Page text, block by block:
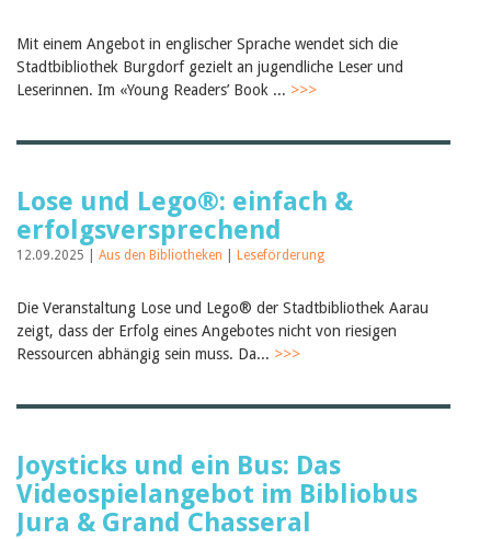
Mit einem Angebot in englischer Sprache wendet sich die
Stadtbibliothek Burgdorf gezielt an jugendliche Leser und
Leserinnen. Im «Young Readers’ Book ... >>>
Lose und Lego®: einfach &
erfolgsversprechend
12.09.2025 | Aus den Bibliotheken Leseförderung
Die Veranstaltung Lose und Lego® der Stadtbibliothek Aarau
zeigt, dass der Erfolg eines Angebotes nicht von riesigen
Ressourcen abhängig sein muss. Da... >>>
Joysticks und ein Bus: Das
Videospielangebot im Bibliobus
Jura & Grand Chasseral